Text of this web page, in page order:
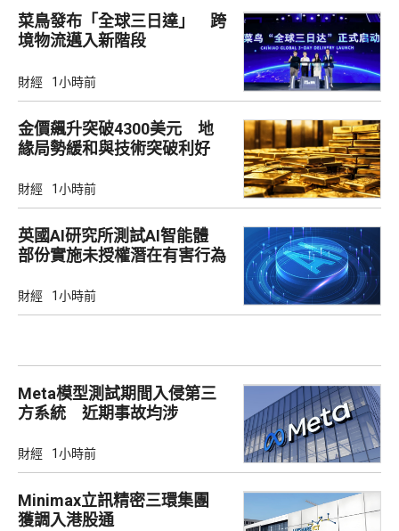
菜鳥發布「全球三日達」 跨
境物流邁入新階段
財經 1小時前
金價飆升突破4300美元 地
緣局勢緩和與技術突破利好
財經 1小時前
英國AI研究所測試AI智能體
部份實施未授權潛在有害行為
財經 1小時前
Meta模型測試期間入侵第三
方系統 近期事故均涉
財經 1小時前
Minimax立訊精密三環集團
獲調入港股通